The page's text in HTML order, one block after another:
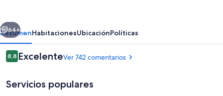
-
Adults
Only
Siguiente
64+
ResumenHabitacionesUbicaciónPolíticas
Comentarios
8,88,8 de 10
ExcelenteVer 742 comentarios
Servicios populares